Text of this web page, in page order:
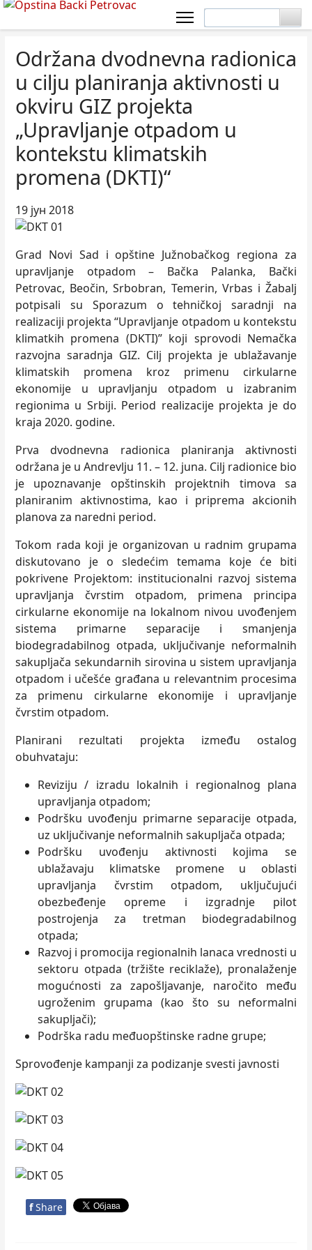
Održana dvodnevna radionica
u cilju planiranja aktivnosti u
okviru GIZ projekta
„Upravljanje otpadom u
kontekstu klimatskih
promena (DKTI)“
19 јун 2018
Grad Novi Sad i opštine Južnobačkog regiona za
upravljanje otpadom – Bačka Palanka, Bački
Petrovac, Beočin, Srbobran, Temerin, Vrbas i Žabalj
potpisali su Sporazum o tehničkoj saradnji na
realizaciji projekta “Upravljanje otpadom u kontekstu
klimatkih promena (DKTI)” koji sprovodi Nemačka
razvojna saradnja GIZ. Cilj projekta je ublažavanje
klimatskih promena kroz primenu cirkularne
ekonomije u upravljanju otpadom u izabranim
regionima u Srbiji. Period realizacije projekta je do
kraja 2020. godine.
Prva dvodnevna radionica planiranja aktivnosti
održana je u Andrevlju 11. – 12. juna. Cilj radionice bio
je upoznavanje opštinskih projektnih timova sa
planiranim aktivnostima, kao i priprema akcionih
planova za naredni period.
Tokom rada koji je organizovan u radnim grupama
diskutovano je o sledećim temama koje će biti
pokrivene Projektom: institucionalni razvoj sistema
upravljanja čvrstim otpadom, primena principa
cirkularne ekonomije na lokalnom nivou uvođenjem
sistema primarne separacije i smanjenja
biodegradabilnog otpada, uključivanje neformalnih
sakupljača sekundarnih sirovina u sistem upravljanja
otpadom i učešće građana u relevantnim procesima
za primenu cirkularne ekonomije i upravljanje
čvrstim otpadom.
Planirani rezultati projekta između ostalog
obuhvataju:
Reviziju / izradu lokalnih i regionalnog plana
upravljanja otpadom;
Podršku uvođenju primarne separacije otpada,
uz uključivanje neformalnih sakupljača otpada;
Podršku uvođenju aktivnosti kojima se
ublažavaju klimatske promene u oblasti
upravljanja čvrstim otpadom, uključujući
obezbeđenje opreme i izgradnje pilot
postrojenja za tretman biodegradabilnog
otpada;
Razvoj i promocija regionalnih lanaca vrednosti u
sektoru otpada (tržište reciklaže), pronalaženje
mogućnosti za zapošljavanje, naročito među
ugroženim grupama (kao što su neformalni
sakupljači);
Podrška radu međuopštinske radne grupe;
Sprovođenje kampanji za podizanje svesti javnosti
f Share